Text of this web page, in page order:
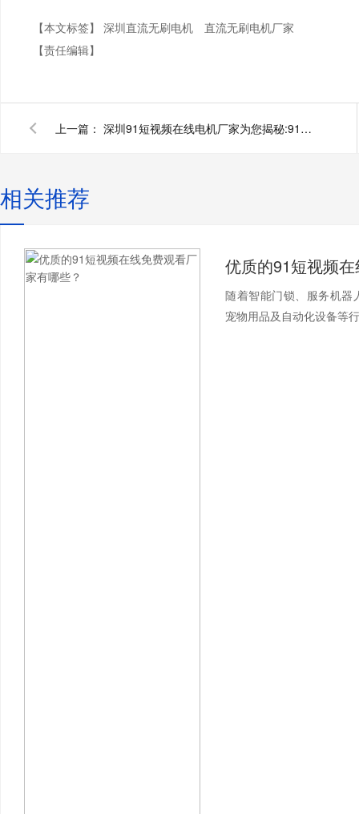
【本文标签】 深圳直流无刷电机
直流无刷电机厂家
【责任编辑】
上一篇： 深圳91短视频在线电机厂家为您揭秘:91短视频在线
相关推荐
随着智能门锁、服务机器
宠物用品及自动化设备等